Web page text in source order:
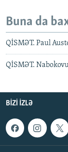
Buna da
QİSMƏT. Paul
QİSMƏT.
BIZI IZLƏ